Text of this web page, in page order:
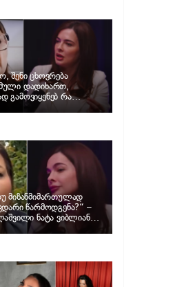
შენი ცხოვრება
დადიხართ,
გამოვიყენებ რა
მაქვს“… – რა
მიზანმიმართულად
წარმოდგენა?“ –
ნატა ვიბლიანის
ავრცელებს